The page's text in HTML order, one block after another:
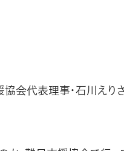
会代表理事・石川えり